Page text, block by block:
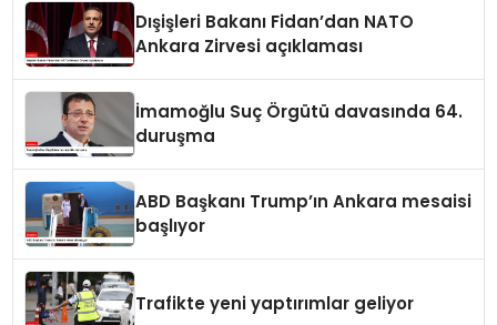
Dışişleri Bakanı Fidan’dan NATO
Ankara Zirvesi açıklaması
İmamoğlu Suç Örgütü davasında 64.
duruşma
ABD Başkanı Trump’ın Ankara mesaisi
başlıyor
Trafikte yeni yaptırımlar geliyor